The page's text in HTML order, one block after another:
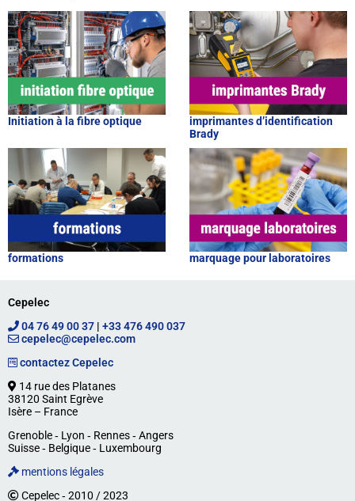
Initiation à la fibre optique
imprimantes d’identification
Brady
formations marquage pour laboratoires
Cepelec
04 76 49 00 37 | +33 476 490 037
cepelec@cepelec.com
contactez Cepelec
14 rue des Platanes
38120 Saint Egrève
Isère – France
Grenoble ‐ Lyon ‐ Rennes ‐ Angers
Suisse ‐ Belgique ‐ Luxembourg
mentions légales
Cepelec ‐ 2010 / 2023